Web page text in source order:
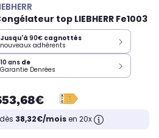
top LIEBHERR Fe1003
Jusqu'à 90€ cagnottés
nouveaux adhérents
10 ans de
Garantie Denrées
dès 38,32€/moisen 20x